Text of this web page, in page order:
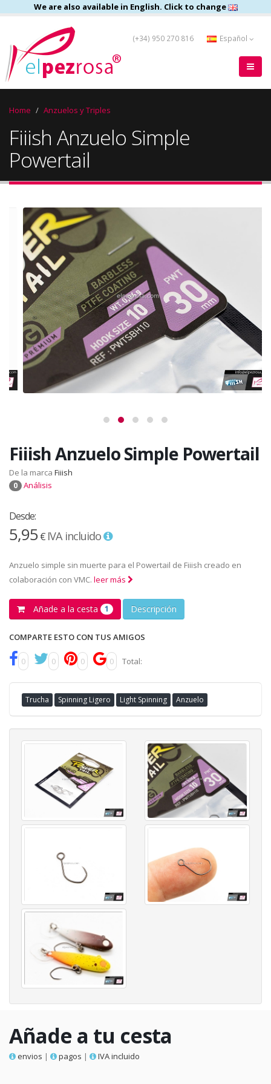
We are also available in English. Click to change
(+34) 950 270 816 Español
Home Anzuelos y Triples
Fiiish Anzuelo Simple
Powertail
Fiiish Anzuelo Simple Powertail
De la marca Fiiish
0 Análisis
Desde:
5,95€ IVA incluido
Anzuelo simple sin muerte para el Powertail de Fiiish creado en
colaboración con VMC. leer más
Añade a la cesta 1 Descripción
COMPARTE ESTO CON TUS AMIGOS
0 0 0 0 Total:
Trucha Spinning Ligero Light Spinning Anzuelo
Añade a tu cesta
envios | pagos | IVA incluido